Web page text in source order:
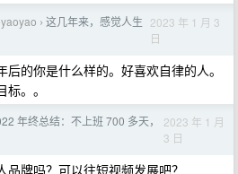
› 这几年来，感觉人生 2023 年 1 月 3
日
的你是什么样的。好喜欢自律的人。
。。
年终总结：不上班 700 多天，
2023 年 1 月
3 日
牌吗？可以往短视频发展吧？